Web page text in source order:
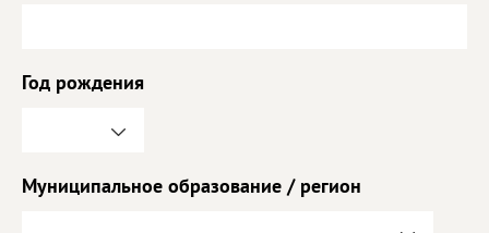
Год рождения
Муниципальное образование / регион